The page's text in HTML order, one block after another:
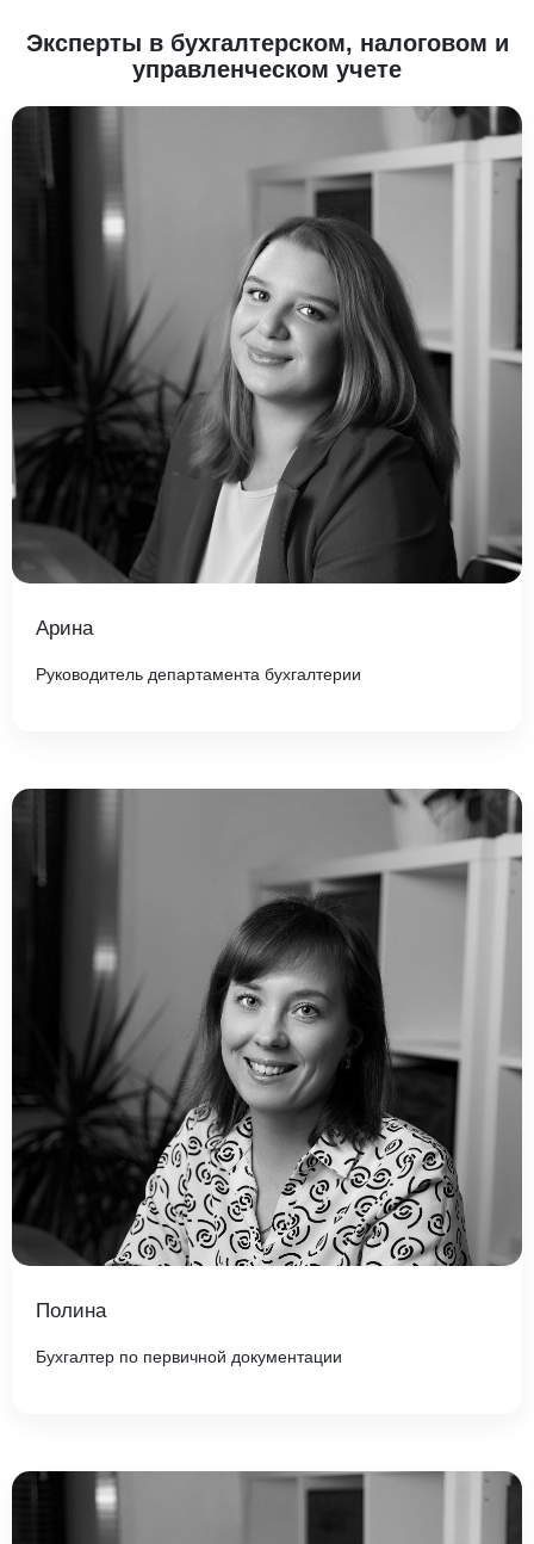
Эксперты в бухгалтерском, налоговом и
управленческом учете
Арина
Руководитель департамента бухгалтерии
Полина
Бухгалтер по первичной документации